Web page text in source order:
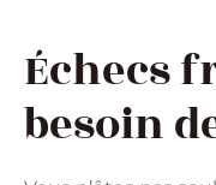
Échecs
besoin